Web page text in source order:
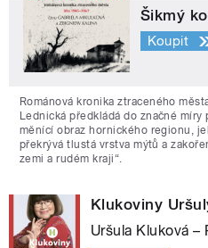
Šikmý
Koupit
Románová kronika ztraceného
Lednická předkládá do značné míry
měnící obraz hornického regionu,
překrývá tlustá vrstva mýtů a
zemi a rudém kraji“.
Klukoviny
Uršula Kluková –